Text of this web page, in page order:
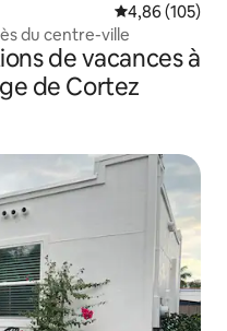
Évaluation
4,86 (105)
du centre-ville
de vacances à
de Cortez
appréciés